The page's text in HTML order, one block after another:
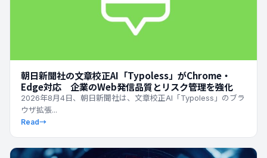
朝日新聞社の文章校正AI「Typoless」がChrome・
Edge対応 企業のWeb発信品質とリスク管理を強化
2026年8月4日、朝日新聞社は、文章校正AI「Typoless」のブラ
ウザ拡張...
Read→